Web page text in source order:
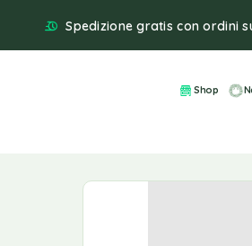
Spedizione gratis con ordini
Shop